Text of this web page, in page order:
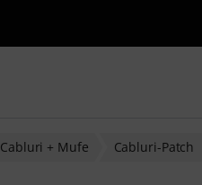
Cabluri + Mufe Cabluri-Patch